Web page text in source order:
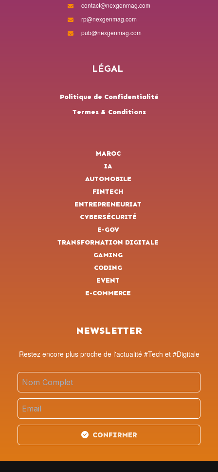
contact@nexgenmag.com
rp@nexgenmag.com
pub@nexgenmag.com
LÉGAL
Politique de Confidentialité
Termes & Conditions
MAROC
IA
AUTOMOBILE
FINTECH
ENTREPRENEURIAT
CYBERSÉCURITÉ
E-GOV
TRANSFORMATION DIGITALE
GAMING
CODING
EVENT
E-COMMERCE
NEWSLETTER
Restez encore plus proche de l'actualité #Tech et #Digitale
CONFIRMER